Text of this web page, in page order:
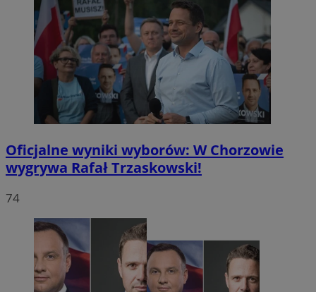
Oficjalne wyniki wyborów: W Chorzowie
wygrywa Rafał Trzaskowski!
74